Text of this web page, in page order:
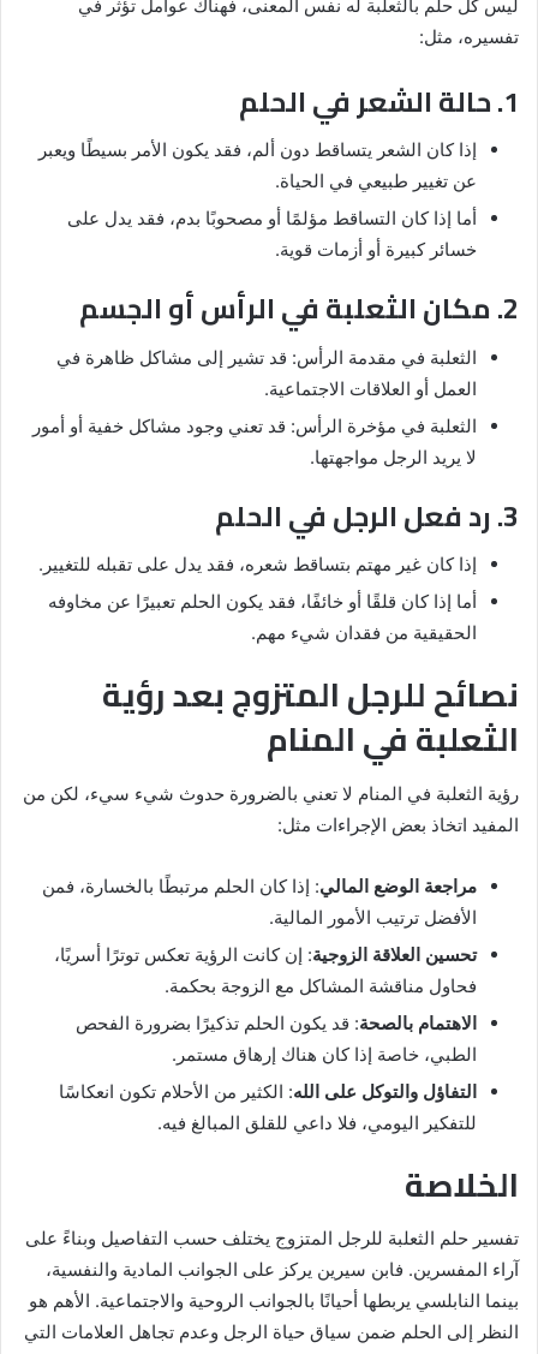
ليس كل حلم بالثعلبة له نفس المعنى، فهناك عوامل تؤثر في
تفسيره، مثل:
1. حالة الشعر في الحلم
إذا كان الشعر يتساقط دون ألم، فقد يكون الأمر بسيطًا ويعبر
عن تغيير طبيعي في الحياة.
أما إذا كان التساقط مؤلمًا أو مصحوبًا بدم، فقد يدل على
خسائر كبيرة أو أزمات قوية.
2. مكان الثعلبة في الرأس أو الجسم
الثعلبة في مقدمة الرأس: قد تشير إلى مشاكل ظاهرة في
العمل أو العلاقات الاجتماعية.
الثعلبة في مؤخرة الرأس: قد تعني وجود مشاكل خفية أو أمور
لا يريد الرجل مواجهتها.
3. رد فعل الرجل في الحلم
إذا كان غير مهتم بتساقط شعره، فقد يدل على تقبله للتغيير.
أما إذا كان قلقًا أو خائفًا، فقد يكون الحلم تعبيرًا عن مخاوفه
الحقيقية من فقدان شيء مهم.
نصائح للرجل المتزوج بعد رؤية
الثعلبة في المنام
رؤية الثعلبة في المنام لا تعني بالضرورة حدوث شيء سيء، لكن من
المفيد اتخاذ بعض الإجراءات مثل:
مراجعة الوضع المالي: إذا كان الحلم مرتبطًا بالخسارة، فمن
الأفضل ترتيب الأمور المالية.
تحسين العلاقة الزوجية: إن كانت الرؤية تعكس توترًا أسريًا،
فحاول مناقشة المشاكل مع الزوجة بحكمة.
الاهتمام بالصحة: قد يكون الحلم تذكيرًا بضرورة الفحص
الطبي، خاصة إذا كان هناك إرهاق مستمر.
التفاؤل والتوكل على الله: الكثير من الأحلام تكون انعكاسًا
للتفكير اليومي، فلا داعي للقلق المبالغ فيه.
الخلاصة
تفسير حلم الثعلبة للرجل المتزوج يختلف حسب التفاصيل وبناءً على
آراء المفسرين. فابن سيرين يركز على الجوانب المادية والنفسية،
بينما النابلسي يربطها أحيانًا بالجوانب الروحية والاجتماعية. الأهم هو
النظر إلى الحلم ضمن سياق حياة الرجل وعدم تجاهل العلامات التي